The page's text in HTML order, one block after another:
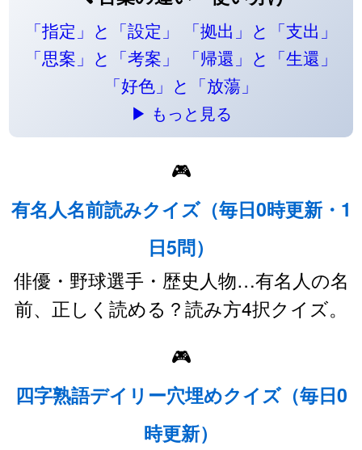
「指定」と「設定」
「拠出」と「支出」
「思案」と「考案」
「帰還」と「生還」
「好色」と「放蕩」
▶ もっと見る
🎮
有名人名前読みクイズ（毎日0時更新・1
日5問）
俳優・野球選手・歴史人物…有名人の名
前、正しく読める？読み方4択クイズ。
🎮
四字熟語デイリー穴埋めクイズ（毎日0
時更新）